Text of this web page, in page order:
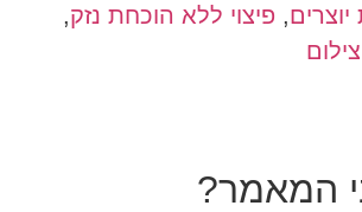
יוצרים, פיצוי ללא הוכחת נזק,
צילום
המאמר?